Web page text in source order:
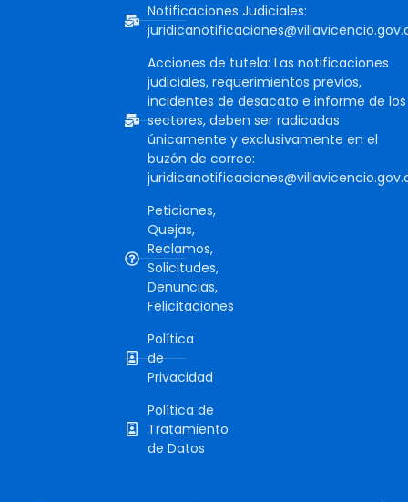
Notificaciones Judiciales:
Acciones de tutela: Las notificaciones
judiciales, requerimientos previos,
incidentes de desacato e informe de los
sectores, deben ser radicadas
únicamente y exclusivamente en el
buzón de correo:
Peticiones,
Quejas,
Reclamos,
Solicitudes,
Denuncias,
Felicitaciones
Política
de
Privacidad
Política de
Tratamiento
de Datos